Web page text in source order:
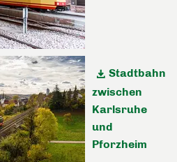
Stadtbahn
zwischen
Karlsruhe
und
Pforzheim